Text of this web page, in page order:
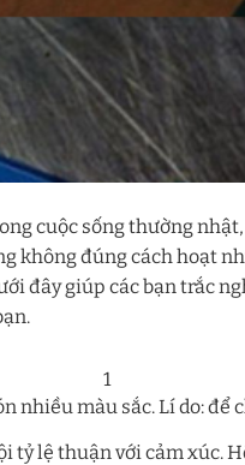
cuộc sống thường
không đúng cách hoạt
đây giúp các bạn trắc
nhiều màu sắc. Lí do: để
tỷ lệ thuận với cảm xúc.